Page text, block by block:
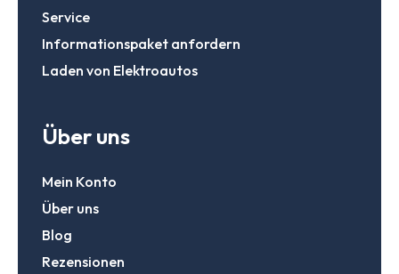
Service
Informationspaket anfordern
Laden von Elektroautos
Über uns
Mein Konto
Über uns
Blog
Rezensionen